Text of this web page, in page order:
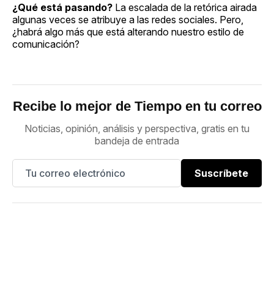
¿Qué está pasando? La escalada de la retórica airada
algunas veces se atribuye a las redes sociales. Pero,
¿habrá algo más que está alterando nuestro estilo de
comunicación?
Recibe lo mejor de Tiempo en tu correo
Noticias, opinión, análisis y perspectiva, gratis en tu
bandeja de entrada
Suscríbete